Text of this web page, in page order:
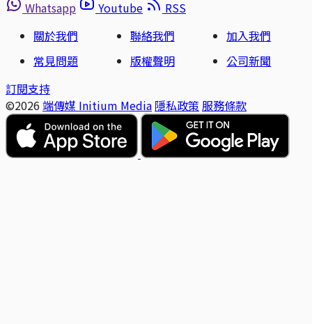
Whatsapp
Youtube
RSS
關於我們
聯絡我們
加入我們
常見問題
版權聲明
公司新聞
訂閱支持
©2026 端傳媒 Initium Media 隱私政策 服務條款